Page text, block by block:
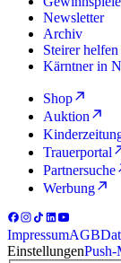
Newsletter
Archiv
Steirer
Kärntner in
Shop
Auktion
Trauerportal
Partnersuche
Werbung
ImpressumAGB
EinstellungenPush-